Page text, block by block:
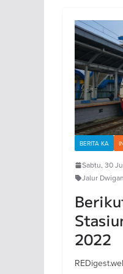
BERITA KA
Sabtu, 30
Jalur
2022